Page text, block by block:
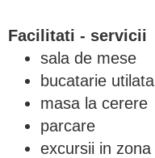
Facilitati - servicii
sala de mese
bucatarie utilata
masa la cerere
parcare
excursii in zona